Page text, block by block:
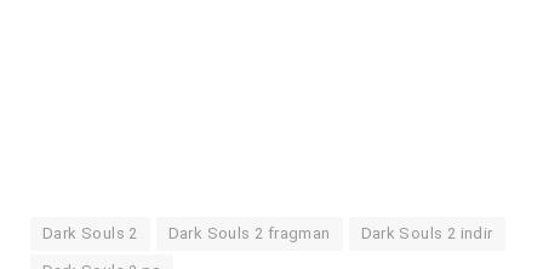
Dark Souls 2 Dark Souls 2 fragman Dark Souls 2 indir